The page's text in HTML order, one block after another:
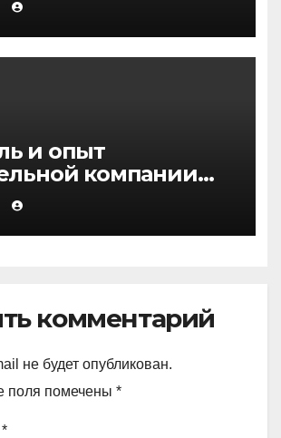
и опыт
компании
комментарий
не будет опубликован.
поля помечены *
*